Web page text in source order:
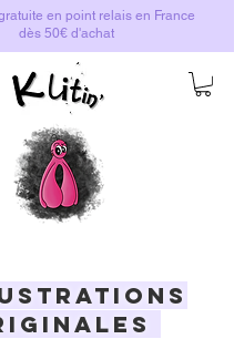
en point relais en France
dès 50€ d'achat